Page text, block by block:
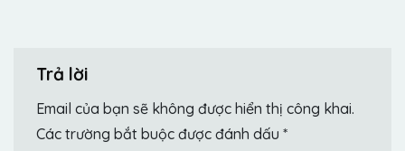
Trả lời
Email của bạn sẽ không được hiển thị công khai.
Các trường bắt buộc được đánh dấu *